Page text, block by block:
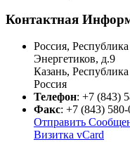
Контактная
Россия,
Энергетиков, д.9
Казань,
Россия
Телефон: +7 (843)
Факс: +7 (843)
Отправить
Визитка vCard